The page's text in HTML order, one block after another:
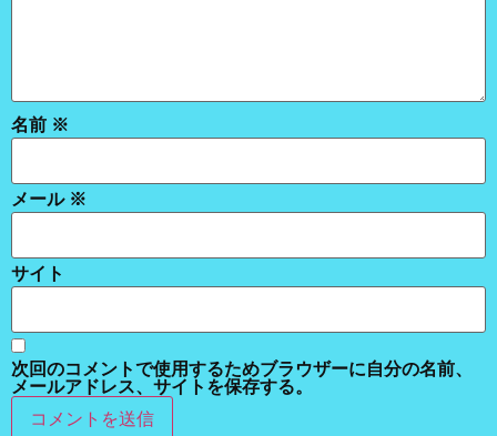
名前 ※
メール ※
サイト
次回のコメントで使用するためブラウザーに自分の名前、
メールアドレス、サイトを保存する。